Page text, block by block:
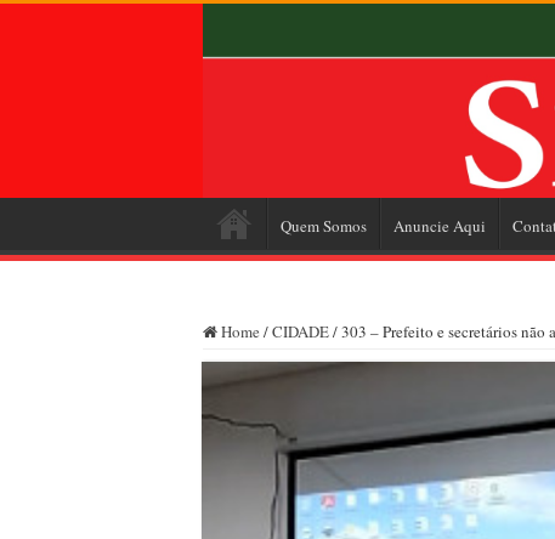
Quem Somos Anuncie Aqui
Home /CIDADE/303 – Prefeito e secretários não